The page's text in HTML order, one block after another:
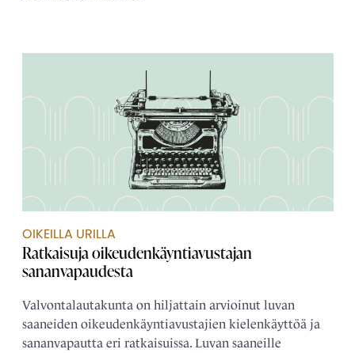
OIKEILLA URILLA
Ratkaisuja oikeudenkäyntiavustajan
sananvapaudesta
Valvontalautakunta on hiljattain arvioinut luvan
saaneiden oikeudenkäyntiavustajien kielenkäyttöä ja
sananvapautta eri ratkaisuissa. Luvan saaneille